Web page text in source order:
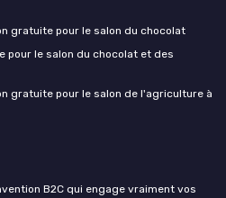
gratuite pour le salon du chocolat
pour le salon du chocolat et des
gratuite pour le salon de l'agriculture à
B2C qui engage vraiment vos